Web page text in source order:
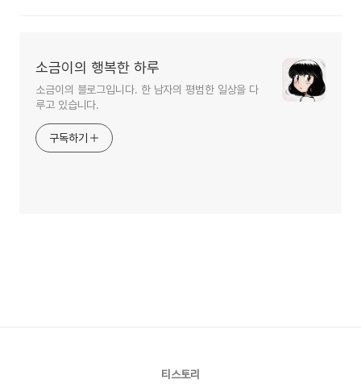
소금이의 행복한 하루
소금이의 블로그입니다. 한 남자의 평범한 일상을 다
루고 있습니다.
구독하기
티스토리